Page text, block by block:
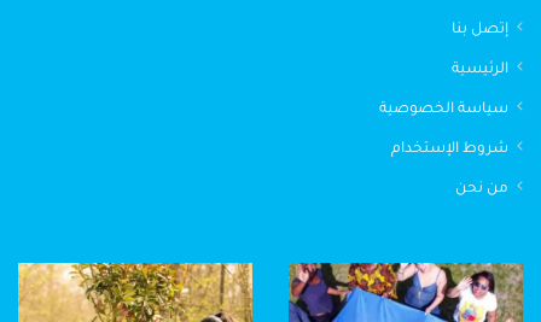
إتصل بنا
الرئيسية
سياسة الخصوصية
شروط الإستخدام
من نحن
تجارب
المتطوعين
قائمة
منظمات